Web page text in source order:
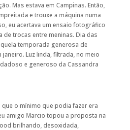
Mas estava em Campinas. Então,
e trouxe a máquina numa
eu acertava um ensaio fotográfico
de trocas entre meninas. Dia das
temporada generosa de
janeiro. Luz linda, filtrada, no meio
e generoso da Cassandra
o mínimo que podia fazer era
amigo Marcio topou a proposta na
brilhando, desoxidada,